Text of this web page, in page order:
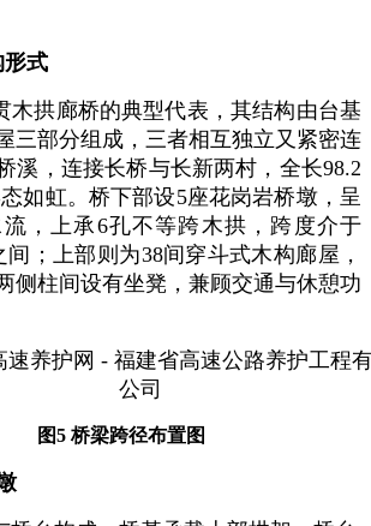
形式
木拱廊桥的典型代表，其结构由台基
三部分组成，三者相互独立又紧密连
溪，连接长桥与长新两村，全长98.2
如虹。桥下部设5座花岗岩桥墩，呈
，上承6孔不等跨木拱，跨度介于
间；上部则为38间穿斗式木构廊屋，
侧柱间设有坐凳，兼顾交通与休憩功
图5 桥梁跨径布置图